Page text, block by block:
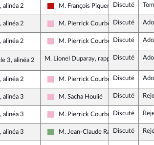
alinéa 2
La France insoumise - Nouveau
M. François PiquemalDiscuté
alinéa 2
Socialistes et apparentés
M. Pierrick CourbonDiscuté
alinéa 2
Socialistes et apparentés
M. Pierrick CourbonDiscuté
amendement de l'amendement n°AC37
3, alinéa 2 M. Lionel Duparay, rapporteur
Discuté
alinéa 2
Socialistes et apparentés
M. Pierrick CourbonDiscuté
alinéa 3
Socialistes et apparentés
M. Sacha Houlié Discuté
alinéa 3
Socialistes et apparentés
M. Pierrick CourbonDiscuté
alinéa 3
Écologiste et Social
M. Jean-Claude RauxDiscuté